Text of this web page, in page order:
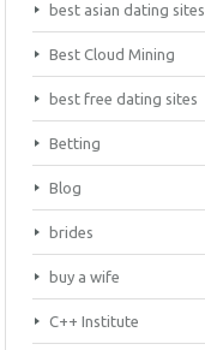
best asian dating sites
Best Cloud Mining
best free dating sites
Betting
Blog
brides
buy a wife
C++ Institute